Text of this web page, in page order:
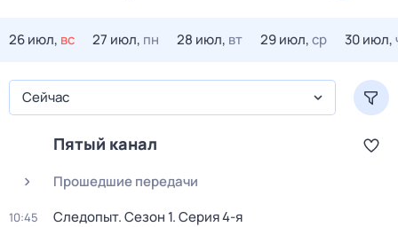
26 июл, вс 27 июл, пн 28 июл, вт 29 июл,ср 30 июл,
Сейчас
Пятый канал
Прошедшие передачи
10:45 Следопыт. Сезон 1. Серия 4-я